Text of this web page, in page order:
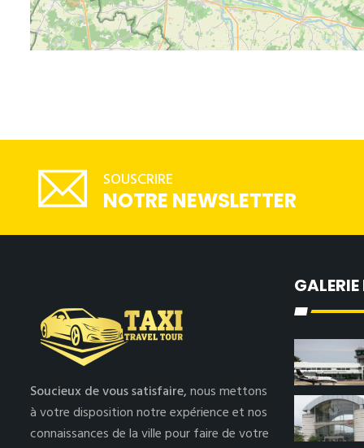
SOUSCRIRE
NOTRE NEWSLETTER
Soucieux de vous satisfaire,nous mettons
à votre disposition notre expérience et nos
connaissances de la ville pour faire de votre